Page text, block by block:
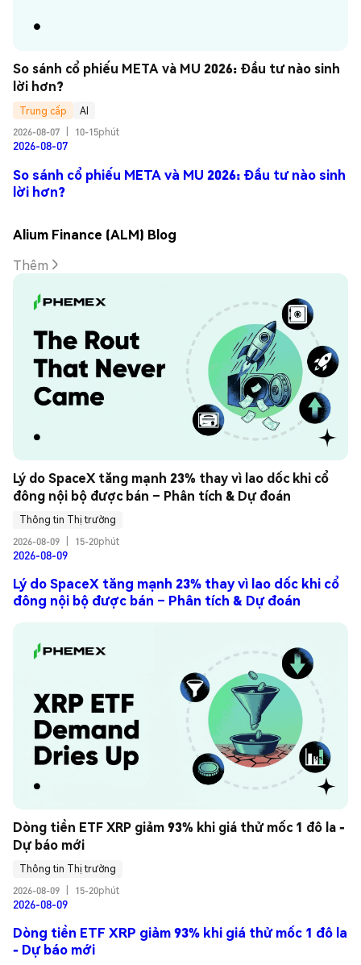
So sánh cổ phiếu META và MU 2026: Đầu tư nào sinh
lời hơn?
Trung cấp
AI
2026-08-07
10-15phút
2026-08-07
So sánh cổ phiếu META và MU 2026: Đầu tư nào sinh
lời hơn?
Alium Finance (ALM) Blog
Thêm
Lý do SpaceX tăng mạnh 23% thay vì lao dốc khi cổ
đông nội bộ được bán – Phân tích & Dự đoán
Thông tin Thị trường
2026-08-09
15-20phút
2026-08-09
Lý do SpaceX tăng mạnh 23% thay vì lao dốc khi cổ
đông nội bộ được bán – Phân tích & Dự đoán
Dòng tiền ETF XRP giảm 93% khi giá thử mốc 1 đô la -
Dự báo mới
Thông tin Thị trường
2026-08-09
15-20phút
2026-08-09
Dòng tiền ETF XRP giảm 93% khi giá thử mốc 1 đô la
- Dự báo mới